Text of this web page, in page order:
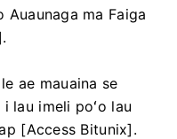
Auaunaga ma Faiga
le ae mauaina se
lau imeli poʻo lau
[Access Bitunix].